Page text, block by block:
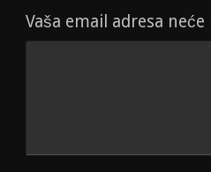
Vaša email adresa